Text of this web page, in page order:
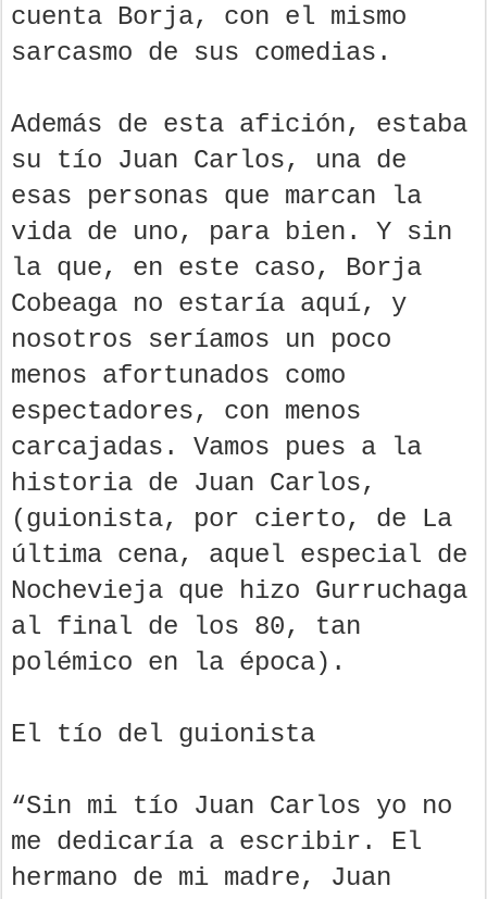
cuenta Borja, con el mismo
sarcasmo de sus comedias.
Además de esta afición, estaba
su tío Juan Carlos, una de
esas personas que marcan la
vida de uno, para bien. Y sin
la que, en este caso, Borja
Cobeaga no estaría aquí, y
nosotros seríamos un poco
menos afortunados como
espectadores, con menos
carcajadas. Vamos pues a la
historia de Juan Carlos,
(guionista, por cierto, de La
última cena, aquel especial de
Nochevieja que hizo Gurruchaga
al final de los 80, tan
polémico en la época).
El tío del guionista
“Sin mi tío Juan Carlos yo no
me dedicaría a escribir. El
hermano de mi madre, Juan